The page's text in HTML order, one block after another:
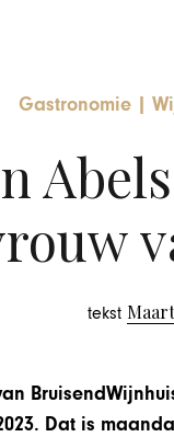
Gastronomie |
tekst
Dat is